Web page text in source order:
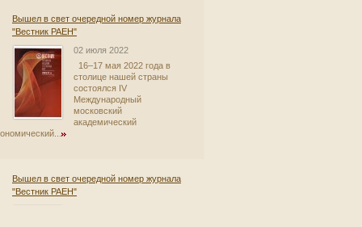
Вышел в свет очередной номер журнала
"Вестник РАЕН"
02 июля 2022
16–17 мая 2022 года в
столице нашей страны
состоялся IV
Международный
московский
академический
Вышел в свет очередной номер журнала
"Вестник РАЕН"